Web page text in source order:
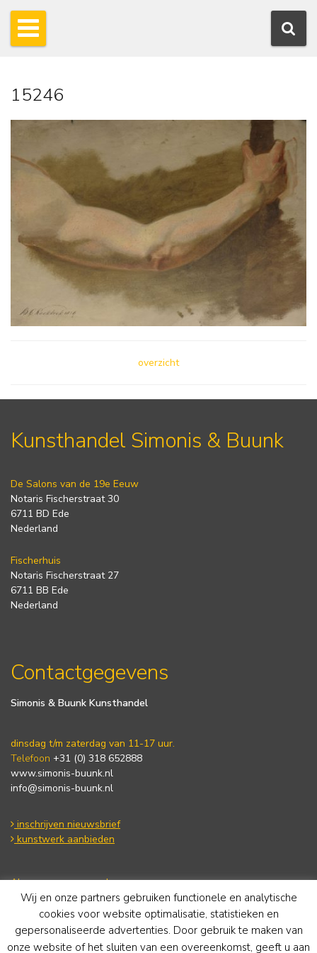
15246
overzicht
Kunsthandel Simonis & Buunk
De Salons van de 19e Eeuw
Notaris Fischerstraat 30
6711 BD Ede
Nederland
Fischerhuis
Notaris Fischerstraat 27
6711 BB Ede
Nederland
Contactgegevens
Simonis & Buunk Kunsthandel
dinsdag t/m zaterdag van 11-17 uur.
Telefoon +31 (0) 318 652888
www.simonis-buunk.nl
info@simonis-buunk.nl
inschrijven nieuwsbrief
kunstwerk aanbieden
Algemene voorwaarden
Privacy statement
Cookie Policy
Disclaimer
Wij en onze partners gebruiken functionele en analytische
cookies voor website optimalisatie, statistieken en
gepersonaliseerde advertenties. Door gebruik te maken van
onze website of het sluiten van een overeenkomst, geeft u aan